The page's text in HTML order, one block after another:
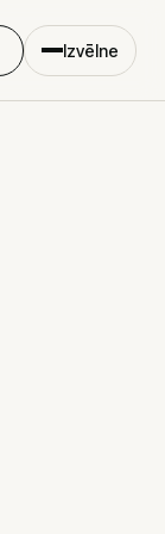
Izvēlne